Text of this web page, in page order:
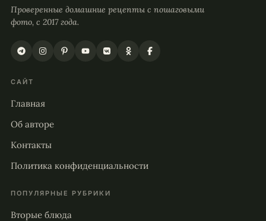
Проверенные домашние рецепты с пошаговыми
фото, с 2017 года.
САЙТ
Главная
Об авторе
Контакты
Политика конфиденциальности
ПОПУЛЯРНЫЕ РУБРИКИ
Вторые блюда